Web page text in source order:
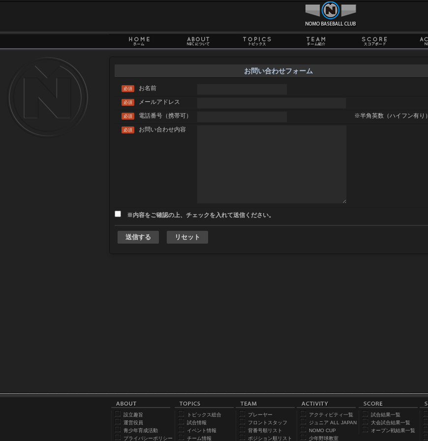
お問い合わせフォーム
必須 お名前
必須 メールアドレス
必須 電話番号（携帯可） ※半角英数（ハイフン有り）
必須 お問い合わせ内容
※内容をご確認の上、チェックを入れて送信ください。
設立趣旨
運営役員
青少年育成活動
プライバシーポリシー
トピックス総合
試合情報
イベント情報
チーム情報
プレーヤー
フロントスタッフ
背番号順リスト
ポジション順リスト
アクティビティ一覧
ジュニア ALL JAPAN
NOMO CUP
少年野球教室
試合結果一覧
大会試合結果一覧
オープン戦結果一覧